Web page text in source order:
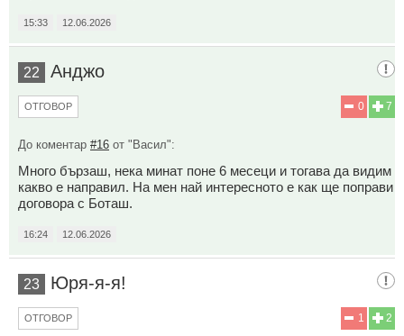
15:33 12.06.2026
22 Анджо
7
0
ОТГОВОР
До коментар #16 от "Васил":
Много бързаш, нека минат поне 6 месеци и тогава да видим
какво е направил. На мен най интересното е как ще поправи
договора с Боташ.
16:24 12.06.2026
23 Юря-я-я!
2
1
ОТГОВОР